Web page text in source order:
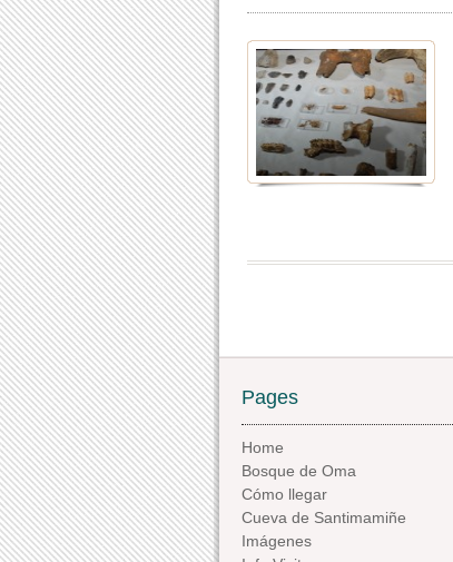
Pages
Home
Bosque de Oma
Cómo llegar
Cueva de Santimamiñe
Imágenes